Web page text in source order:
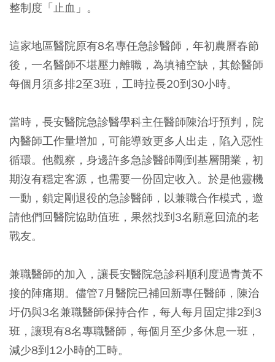
整制度「止血」。
這家地區醫院原有8名專任急診醫師，年初農曆春節
後，一名醫師不堪壓力離職，為填補空缺，其餘醫師
每個月須多排2至3班，工時拉長20到30小時。
當時，長安醫院急診醫學科主任醫師陳治圩預判，院
內醫師工作量增加，可能導致更多人出走，陷入惡性
循環。他觀察，身邊許多急診醫師剛到基層開業，初
期沒有穩定客源，也需要一份固定收入。於是他靈機
一動，鎖定剛退役的急診醫師，以兼職合作模式，邀
請他們回醫院協助值班，果然找到3名願意回流的老
戰友。
兼職醫師的加入，讓長安醫院急診科順利度過青黃不
接的陣痛期。儘管7月醫院已補回新專任醫師，陳治
圩仍與3名兼職醫師保持合作，每人每月固定排2到3
班，讓現有8名專職醫師，每個月至少多休息一班，
減少8到12小時的工時。